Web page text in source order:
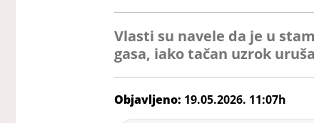
Vlasti su navele da je u
gasa, iako tačan uzrok
Objavljeno: 19.05.2026. 11:07h